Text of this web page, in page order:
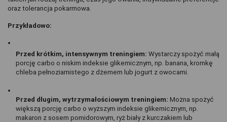
oraz tolerancja pokarmowa.
Przykładowo:
Przed krótkim, intensywnym treningiem: Wystarczy spożyć małą
porcję carbo o niskim indeksie glikemicznym, np. banana, kromkę
chleba pełnoziarnistego z dżemem lub jogurt z owocami.
Przed długim, wytrzymałościowym treningiem: Można spożyć
większą porcję carbo o wyższym indeksie glikemicznym, np.
makaron z sosem pomidorowym, ryż biały z kurczakiem lub